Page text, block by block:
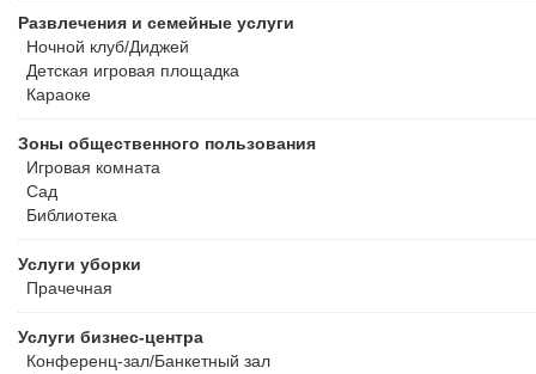
Развлечения и семейные услуги
Ночной клуб/Диджей
Детская игровая площадка
Караоке
Зоны общественного пользования
Игровая комната
Сад
Библиотека
Услуги уборки
Прачечная
Услуги бизнес-центра
Конференц-зал/Банкетный зал